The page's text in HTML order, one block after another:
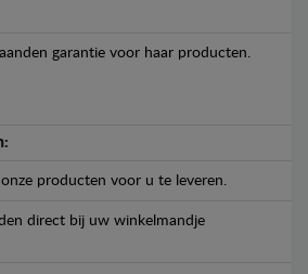
garantie voor haar producten.
producten voor u te leveren.
direct bij uw winkelmandje